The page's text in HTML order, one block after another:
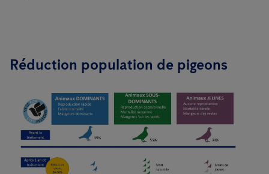
Réduction population de pigeons